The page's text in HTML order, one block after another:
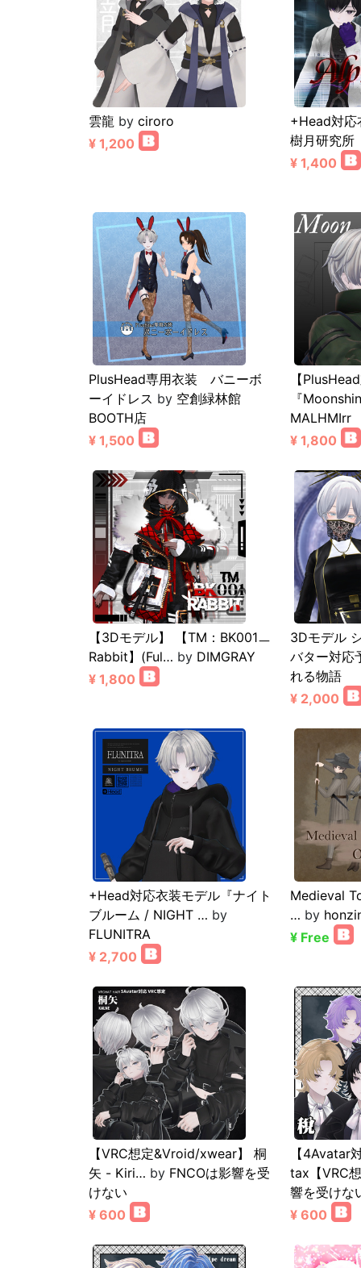
雲龍 by ciroro
¥ 1,200
+Head対
樹月研究所
¥ 1,400
PlusHead専用衣装 バニーボ
ーイドレス by 空創緑林館
BOOTH店
¥ 1,500
【
『
MALHMIrr
¥ 1,800
【3Dモデル】 【TM：BK001ㅡ
Rabbit】(Ful… by DIMGRAY
¥ 1,800
3Dモデル
バター対応
れる物語
¥ 2,000
+Head対応衣装モデル『ナイト
ブルーム / NIGHT … by
FLUNITRA
¥ 2,700
Medieval
… by
¥ Free
【VRC想定&Vroid/xwear】 桐
矢 - Kiri… by FNCOは影響を受
けない
¥ 600
【4Avatar
tax【VRC
響を受けな
¥ 600